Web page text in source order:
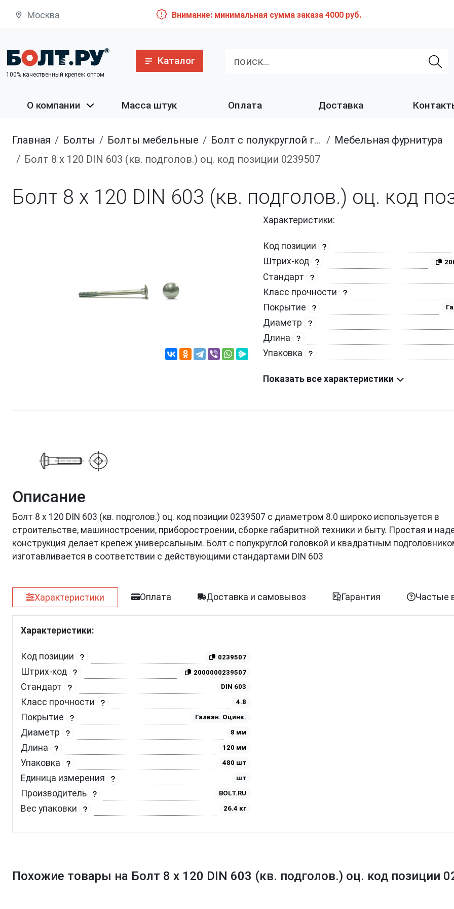
Москва Внимание: минимальная сумма заказа 4000 руб.
100% качественный крепеж оптом
Каталог
О компании Масса штук Оплата Доставка
Главная болты болты мебельные Болт с полукруглой головкой и квадратным подголовником
Мебельная фурнитура
Болт 8 х 120 DIN 603 (кв. подголов.) оц. код позиции 0239507
Болт 8 х 120 DIN 603 (кв. подголов.) оц. код
Характеристики:
Код позиции
Штрих-код
Стандарт
Класс прочности
Покрытие
Диаметр
Длина
Упаковка
Показать все характеристики
Описание
Болт 8 х 120 DIN 603 (кв. подголов.) оц. код позиции 0239507 с диаметром 8.0 широко используется в
строительстве, машиностроении, приборостроении, сборке габаритной техники и быту. Простая и
конструкция делает крепеж универсальным. Болт с полукруглой головкой и квадратным
изготавливается в соответствии с действующими стандартами DIN 603
Характеристики Оплата Доставка и самовывоз Гарантия Частые
Характеристики:
Код позиции 0239507
Штрих-код 2000000239507
Стандарт DIN 603
Класс прочности 4.8
Покрытие Галван. Оцинк.
Диаметр 8 мм
Длина 120 мм
Упаковка 480 шт
Единица измерения шт
Производитель BOLT.RU
Вес упаковки 26.4 кг
Похожие товары на Болт 8 х 120 DIN 603 (кв. подголов.) оц. код позиции